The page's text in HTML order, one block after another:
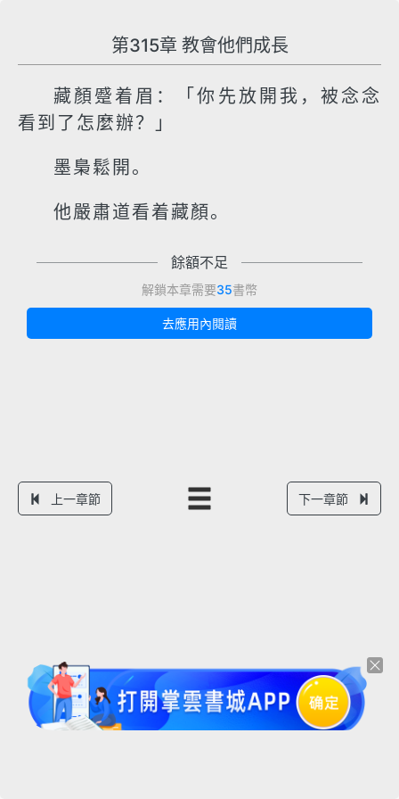
第315章 教會他們成長
藏顏蹙着眉：「你先放開我，被念念
看到了怎麼辦？」
墨梟鬆開。
他嚴肅道看着藏顏。
餘額不足
解鎖本章需要35書幣
去應用內閱讀
上一章節 下一章節